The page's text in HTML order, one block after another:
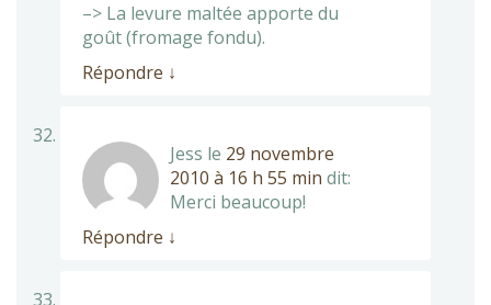
–> La levure maltée apporte du
goût (fromage fondu).
Répondre ↓
Jess le 29 novembre
2010 à 16 h 55 min dit:
Merci beaucoup!
Répondre ↓